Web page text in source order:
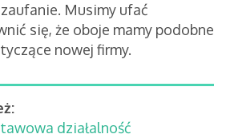
Musimy ufać
się, że oboje mamy podobne
nowej firmy.
działalność